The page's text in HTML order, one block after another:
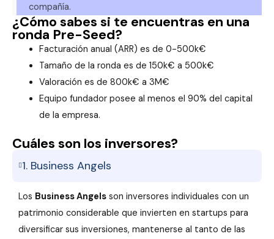
compañía.
¿Cómo sabes si te encuentras en una
ronda Pre-Seed?
Facturación anual (ARR) es de 0-500k€
Tamaño de la ronda es de 150k€ a 500k€
Valoración es de 800k€ a 3M€
Equipo fundador posee al menos el 90% del capital
de la empresa.
Cuáles son los inversores?
1. Business Angels
Los Business Angels son inversores individuales con un
patrimonio considerable que invierten en startups para
diversificar sus inversiones, mantenerse al tanto de las